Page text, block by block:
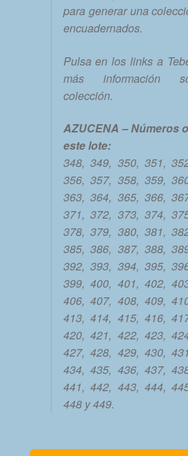
para generar una
encuadernados.
Pulsa en los links a
más información
colección.
AZUCENA – Números
este lote:
348, 349, 350, 351,
356, 357, 358, 359,
363, 364, 365, 366,
371, 372, 373, 374,
378, 379, 380, 381,
385, 386, 387, 388,
392, 393, 394, 395,
399, 400, 401, 402,
406, 407, 408, 409,
413, 414, 415, 416,
420, 421, 422, 423,
427, 428, 429, 430,
434, 435, 436, 437,
441, 442, 443, 444,
448 y 449.